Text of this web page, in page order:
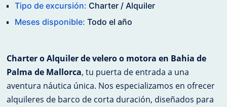
Tipo de excursión: Charter / Alquiler
Meses disponible: Todo el año
Charter o Alquiler de velero o motora en Bahia de
Palma de Mallorca, tu puerta de entrada a una
aventura náutica única. Nos especializamos en ofrecer
alquileres de barco de corta duración, diseñados para